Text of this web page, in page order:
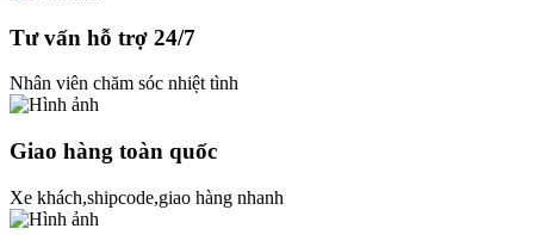
Tư vấn hỗ trợ 24/7
Nhân viên chăm sóc nhiệt tình
Giao hàng toàn quốc
Xe khách,shipcode,giao hàng nhanh